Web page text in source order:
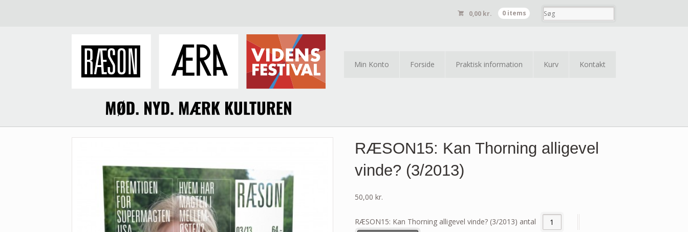
0,00 kr. 0 items
Min Konto Forside Praktisk information Kurv Kontakt
RÆSON15: Kan Thorning alligevel
vinde? (3/2013)
50,00kr.
RÆSON15: Kan Thorning alligevel vinde? (3/2013) antal